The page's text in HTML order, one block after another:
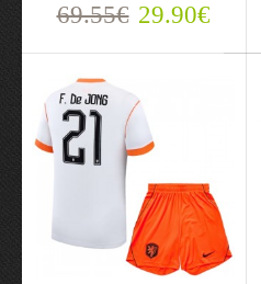
69.55€ 29.90€
69.55€ 29.90€